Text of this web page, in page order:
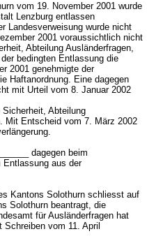
vom 19. November 2001 wurde
Lenzburg entlassen
Landesverweisung wurde nicht
2001 voraussichtlich nicht
Abteilung Ausländerfragen,
bedingten Entlassung die
2001 genehmigte der
Haftanordnung. Eine dagegen
mit Urteil vom 8. Januar 2002
Abteilung
Mit Entscheid vom 7. März 2002
dagegen beim
Entlassung aus der
Kantons Solothurn schliesst auf
Solothurn beantragt, die
für Ausländerfragen hat
vom 11. April